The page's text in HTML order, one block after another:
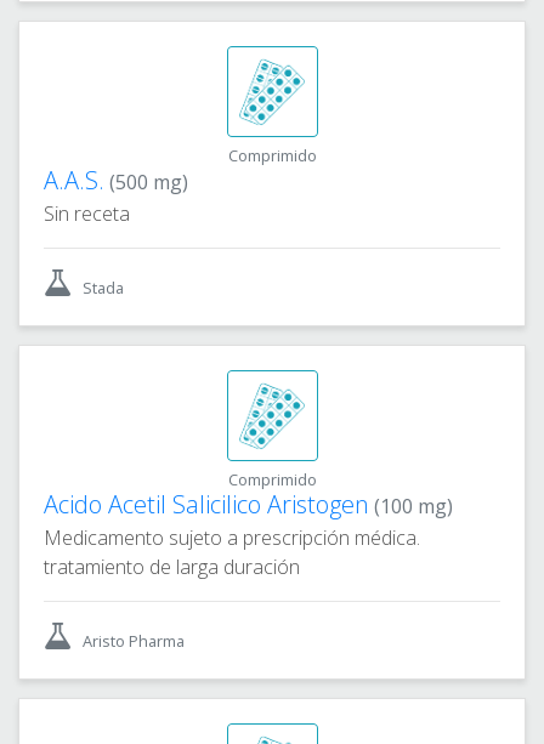
Comprimido
A.A.S. (500 mg)
Sin receta
Stada
Comprimido
Acido Acetil Salicilico Aristogen (100 mg)
Medicamento sujeto a prescripción médica.
tratamiento de larga duración
Aristo Pharma